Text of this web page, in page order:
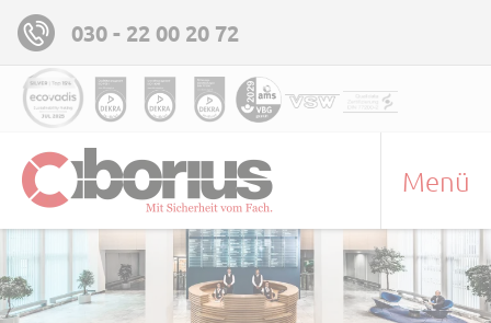
030 - 22 00 20 72
Menü